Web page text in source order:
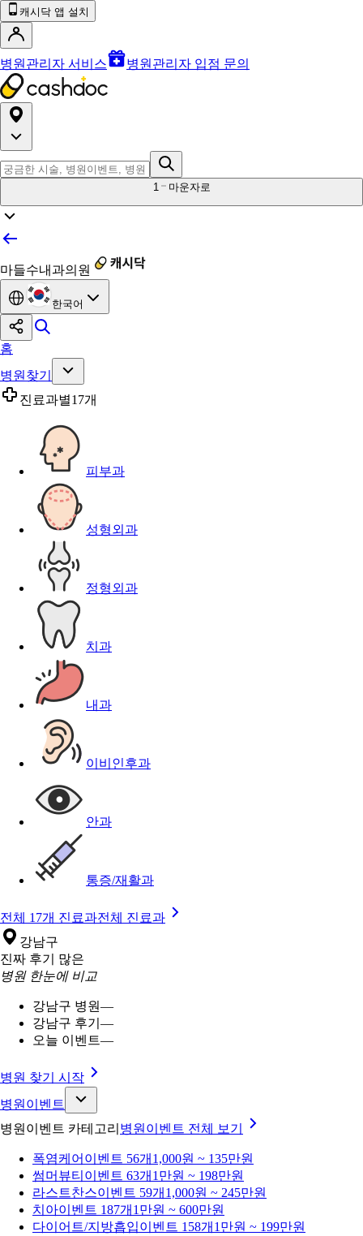
캐시닥 앱 설치
병원관리자 서비스 병원관리자 입점 문의
1 마운자로
마들수내과의원
한국어
홈
병원찾기
진료과별17개
피부과
성형외과
정형외과
치과
내과
이비인후과
안과
통증/재활과
전체 17개 진료과전체 진료과
강남구
진짜 후기 많은
병원 한눈에 비교
강남구 병원—
강남구 후기 —
오늘 이벤트—
병원 찾기 시작
병원이벤트
병원이벤트 카테고리 병원이벤트 전체 보기
폭염케어 이벤트 56개 1,000원 ~ 135만원
썸머뷰티 이벤트 63개 1만원 ~ 198만원
라스트찬스이벤트 59개 1,000원 ~ 245만원
치아이벤트 187개 1만원 ~ 600만원
다이어트/지방흡입이벤트 158개 1만원 ~ 199만원